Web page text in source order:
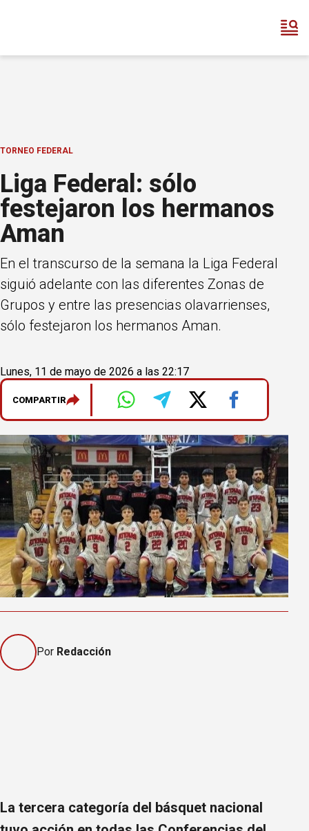
TORNEO FEDERAL
Liga Federal: sólo
festejaron los hermanos
Aman
En el transcurso de la semana la Liga Federal
siguió adelante con las diferentes Zonas de
Grupos y entre las presencias olavarrienses,
sólo festejaron los hermanos Aman.
Lunes, 11 de mayo de 2026 a las 22:17
COMPARTIR
Por Redacción
La tercera categoría del básquet nacional